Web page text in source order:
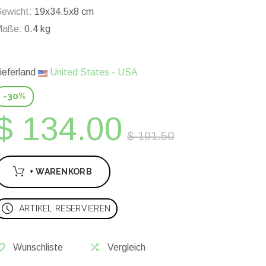
19x34.5x8 cm
0.4 kg
United States - USA
-30%
134.00 $ 191.50
+ WARENKORB
ARTIKEL RESERVIEREN
Wunschliste Vergleich